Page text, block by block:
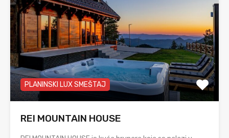
PLANINSKI LUX SMEŠTAJ
REI MOUNTAIN HOUSE